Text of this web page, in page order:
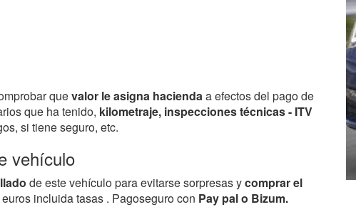
quevalor le asigna haciendaa efectos del pago de
que ha tenido, kilometraje, inspecciones técnicas - ITV
si tiene seguro, etc.
vehículo
de este vehículo para evitarse sorpresas ycomprar el
incluida tasas . Pagoseguro con Pay pal o Bizum.